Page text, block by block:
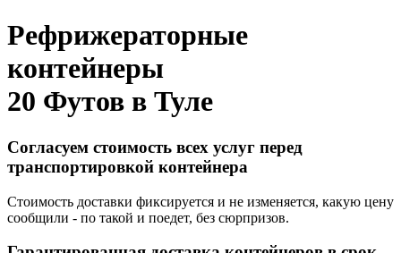
Рефрижераторные
контейнеры
20 Футов в Туле
Согласуем стоимость всех услуг перед
транспортировкой контейнера
Стоимость доставки фиксируется и не изменяется, какую цену
сообщили - по такой и поедет, без сюрпризов.